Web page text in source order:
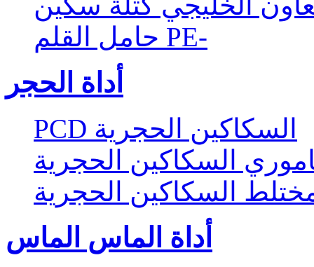
حامل القلم PE-
أداة الحجر
PCD السكاكين الحجرية
السكاكين الحجرية
السكاكين الحجرية
أداة الماس الماس